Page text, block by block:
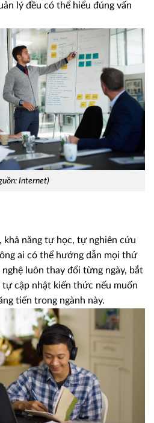
lý đều có thể hiểu đúng vấn
Internet)
khả năng tự học, tự nghiên cứu
ai có thể hướng dẫn mọi thứ
luôn thay đổi từng ngày, bắt
cập nhật kiến thức nếu muốn
tiến trong ngành này.